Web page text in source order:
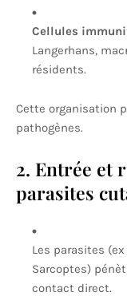
Cellules
Langerhans,
résidents.
Cette organisation
pathogènes.
2. Entrée et
parasites
Les parasites
Sarcoptes)
contact direct.